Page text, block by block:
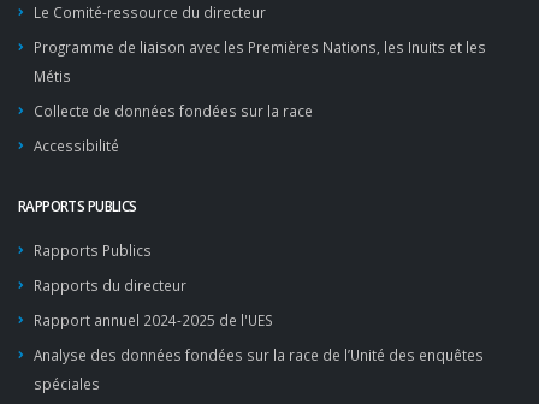
Le Comité-ressource du directeur
Programme de liaison avec les Premières Nations, les Inuits et les
Métis
Collecte de données fondées sur la race
Accessibilité
RAPPORTS PUBLICS
Rapports Publics
Rapports du directeur
Rapport annuel 2024-2025 de l'UES
Analyse des données fondées sur la race de l’Unité des enquêtes
spéciales